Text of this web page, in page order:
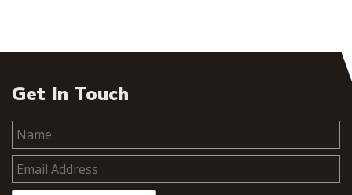
Get In Touch